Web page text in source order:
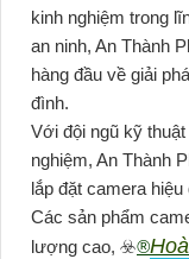
kinh nghiệm trong
an ninh, An Thành
hàng đầu về giải
đình.
Với đội ngũ kỹ
nghiệm, An Thành
lắp đặt camera
Các sản phẩm
lượng cao, ☣️®️